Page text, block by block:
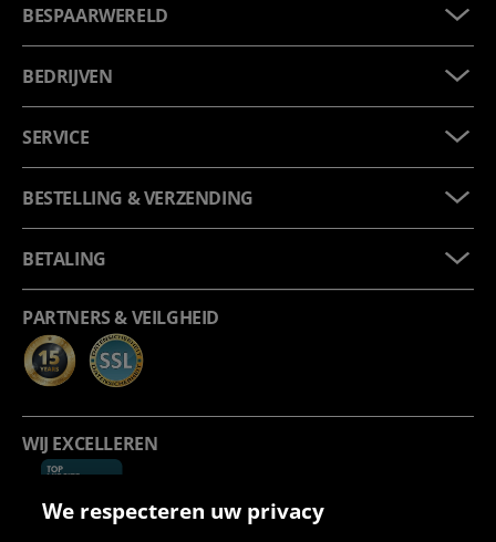
BESPAARWERELD
BEDRIJVEN
SERVICE
BESTELLING & VERZENDING
BETALING
PARTNERS & VEILGHEID
WIJ EXCELLEREN
We respecteren uw privacy